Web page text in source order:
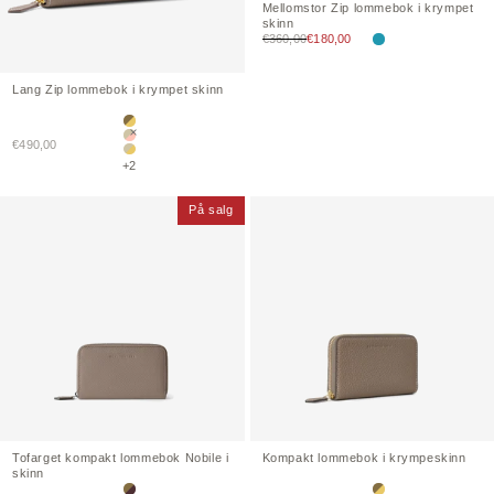
LangZip lommebok i krympet skinn
Salgspris
€490,00
Etoupe × Gul
Greige × Babyrosa
Greige × Gul
+2
MellomstorZip lommebok i krympet
skinn
€360,00Salgspris
€180,00
Blå cyan
På salg
Tofarget kompakt lommebok Nobile i
skinn
Kompakt lommebok i krympeskinn